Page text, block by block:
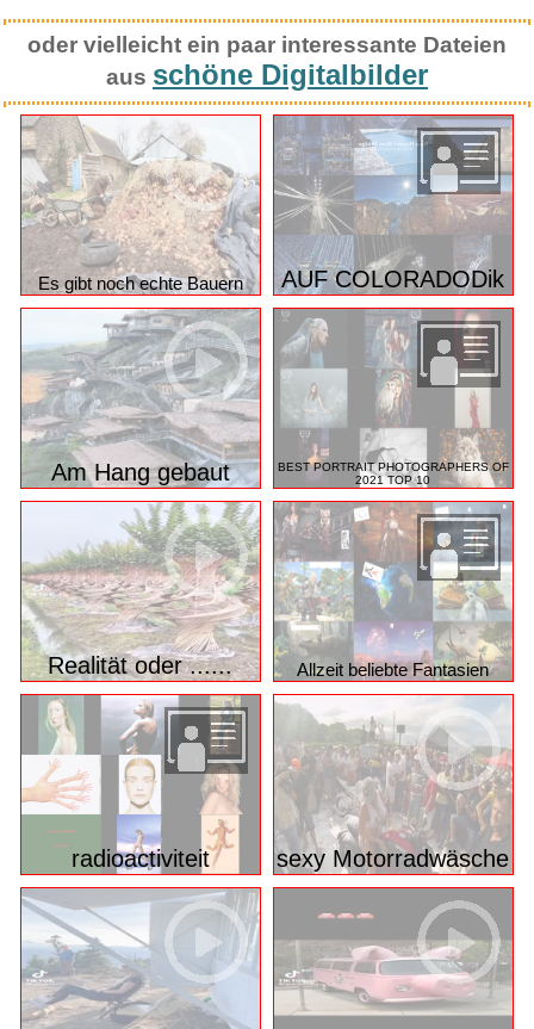
oder vielleicht ein paar interessante Dateien
aus schöne Digitalbilder
Es gibt noch echte Bauern AUF COLORADODik
Am Hang gebaut
BEST PORTRAIT PHOTOGRAPHERS OF
2021 TOP 10
Realität oder ...... Allzeit beliebte Fantasien
radioactiviteit sexy Motorradwäsche